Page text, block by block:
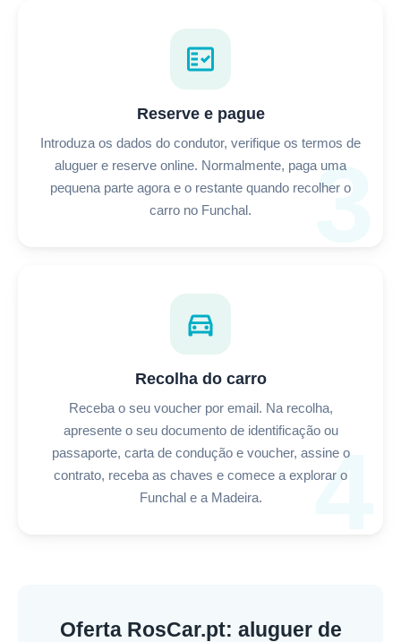
3
fact_check
Reserve e pague
Introduza os dados do condutor, verifique os termos de
aluguer e reserve online. Normalmente, paga uma
pequena parte agora e o restante quando recolher o
carro no Funchal.
4
directions_car
Recolha do carro
Receba o seu voucher por email. Na recolha,
apresente o seu documento de identificação ou
passaporte, carta de condução e voucher, assine o
contrato, receba as chaves e comece a explorar o
Funchal e a Madeira.
Oferta RosCar.pt: aluguer de